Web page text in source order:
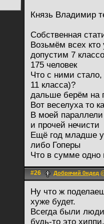
Князь Владимир
Собственная
Возьмём всех
допустим 7
175 человек
Что с ними стало,
11 класса)?
дальше берём на
Вот веселуха то
В моей
и прочей нечисти
Ещё год младше
либо Гоперы
Что в сумме одно
#26 Добрячий 0ндед
Ну что ж
хуже будет.
Всегда были
будь-то это